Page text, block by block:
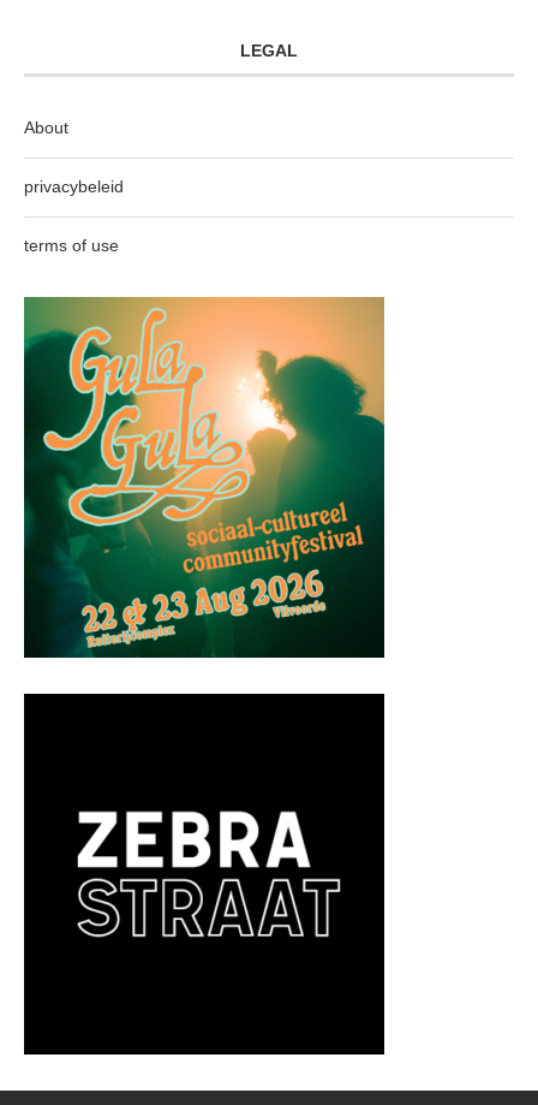
LEGAL
About
privacybeleid
terms of use